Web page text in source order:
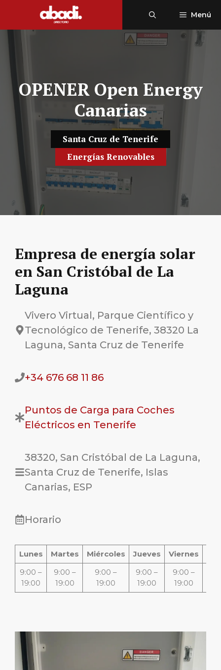
Menú
OPENER Open Energy
Canarias
Santa Cruz de Tenerife
Energías Renovables
Empresa de energía solar
en San Cristóbal de La
Laguna
Vivero Virtual, Parque Científico y
Tecnológico de Tenerife, 38320 La
Laguna, Santa Cruz de Tenerife
+34 676 68 11 86
Puntos de Carga para Coches
Eléctricos en Tenerife
38320, San Cristóbal de La Laguna,
Santa Cruz de Tenerife, Islas
Canarias, ESP
Horario
Lunes Martes Miércoles Jueves Viernes
9:00 –
19:00
9:00 –
19:00
9:00 –
19:00
9:00 –
19:00
9:00 –
19:00